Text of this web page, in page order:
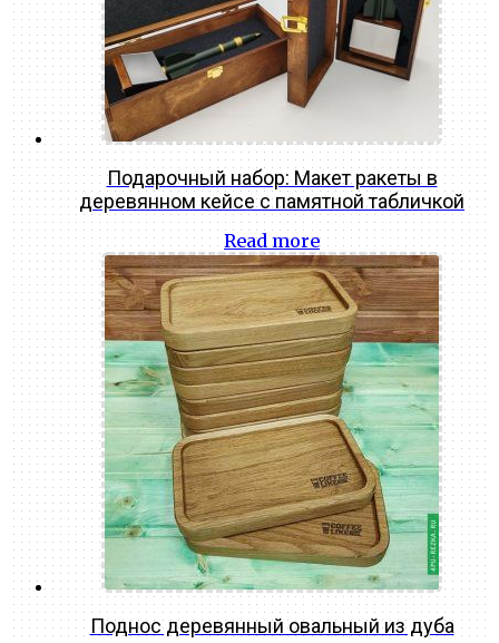
Подарочный набор: Макет ракеты в
деревянном кейсе с памятной табличкой
Read more
Поднос деревянный овальный из дуба